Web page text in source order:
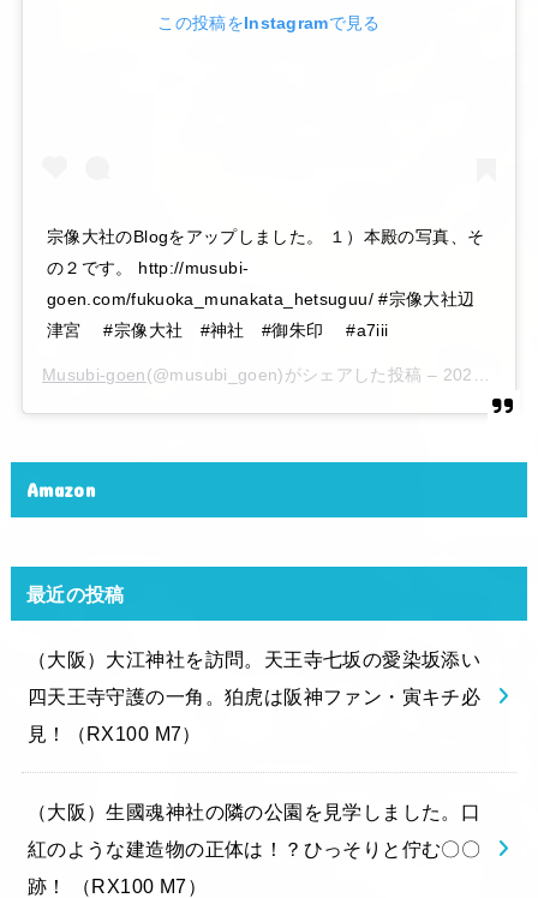
この投稿をInstagramで見る
宗像大社のBlogをアップしました。 １）本殿の写真、そ
の２です。 http://musubi-
goen.com/fukuoka_munakata_hetsuguu/ #宗像大社辺
津宮 #宗像大社 #神社 #御朱印 #a7iii
Musubi-goen(@musubi_goen)がシェアした投稿 – 2020年 6月月6日午後10時15分PDT
Amazon
最近の投稿
（大阪）大江神社を訪問。天王寺七坂の愛染坂添い
四天王寺守護の一角。狛虎は阪神ファン・寅キチ必
見！（RX100 M7）
（大阪）生國魂神社の隣の公園を見学しました。口
紅のような建造物の正体は！？ひっそりと佇む〇〇
跡！ （RX100 M7）